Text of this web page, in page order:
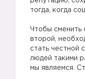
тогда, когда
Чтобы сменить
второй,
стать честной
людей такими
мы являемся.